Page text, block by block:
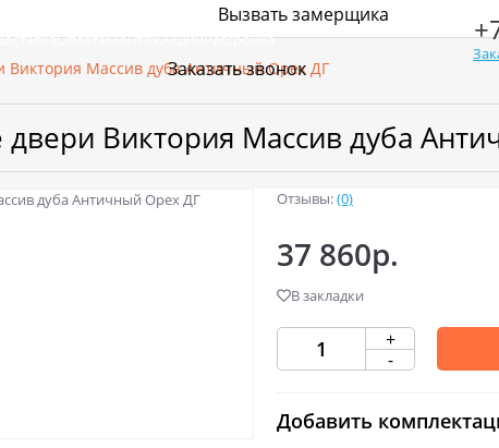
ОплатаМонтажАкцииРассрочка
Вызвать замерщика
Заказать звонок
Виктория Массив дуба Античный Орех ДГ
двери Виктория Массив дуба
Отзывы:(0)
37 860р.
В закладки
+
-
Добавить